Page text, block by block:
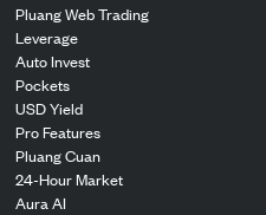
Pluang Web Trading
Leverage
Auto Invest
Pockets
USD Yield
Pro Features
Pluang Cuan
24-Hour Market
Aura AI